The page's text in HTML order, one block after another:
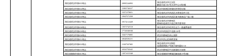
湖北省武汉市第023考点 18995544993
湖北省武汉市江汉区
解放大道1381号大洋中心A馆3楼
湖北省武汉市第024考点
15802740227
武汉市新洲区邾城街祥和世纪城
湖北省武汉市第025考点
15072378821
湖北省武汉市武昌区水果湖北环小区
湖北省武汉市第026考点
19947672289 湖北省武汉市武昌区复兴路海达广场二楼
湖北省武汉市第027考点 19574112449
湖北省武汉市蔡甸区
蔡甸街道成功大道正商书香华府
湖北省武汉市第028考点
13072742518
湖北省武汉市经开区全力一路越秀逸境
湖北省武汉市第029考点
17720588598
武汉市武昌区中北路120号
湖北省武汉市第030考点
15827170885
武汉市蔡甸区依山龙郡
湖北省武汉市第031考点
18040506221 武汉市洪山区锦绣龙城
湖北省武汉市第032考点 13387507985
湖北省武汉市汉阳区
连通港西路47号新力琥珀园S2-10
湖北省武汉市第033考点
18502792645
武汉市蔡甸区中法新城恒大绿洲
湖北省襄阳市第001考点
13871633348
湖北省襄阳市樊城区解放路19号8楼